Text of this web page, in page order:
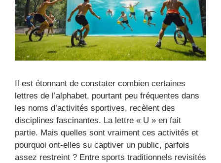
Il est étonnant de constater combien certaines
lettres de l’alphabet, pourtant peu fréquentes dans
les noms d’activités sportives, recèlent des
disciplines fascinantes. La lettre « U » en fait
partie. Mais quelles sont vraiment ces activités et
pourquoi ont-elles su captiver un public, parfois
assez restreint ? Entre sports traditionnels revisités